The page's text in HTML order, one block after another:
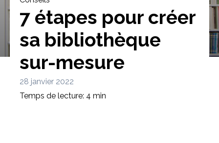
Bibliothèque Meuble tv
7 étapes pour créer
sa bibliothèque
sur-mesure
28 janvier 2022
Temps de lecture: 4 min